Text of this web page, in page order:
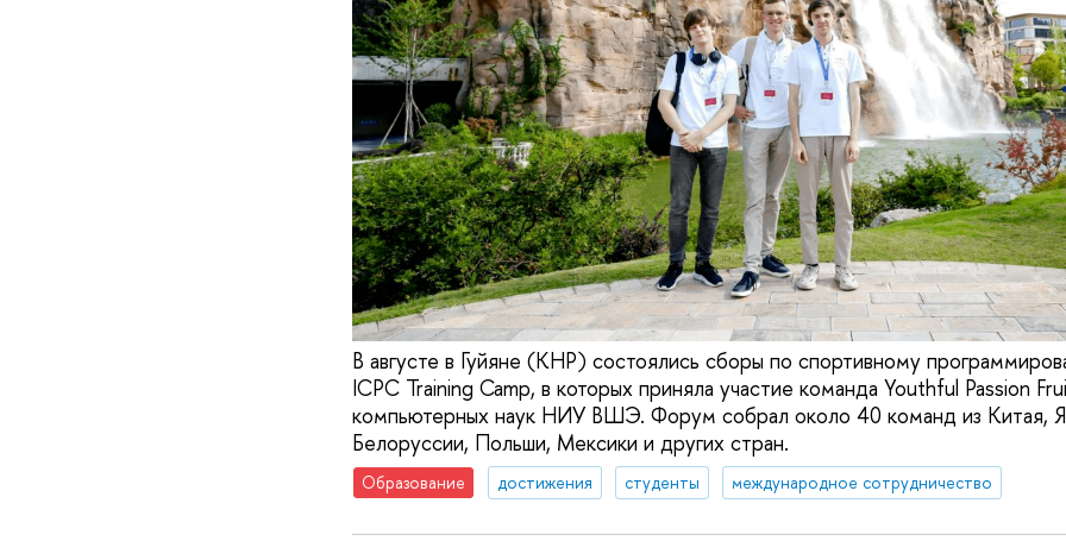
В августе в Гуйяне (КНР) состоялись сборы по спортивному
ICPC Training Camp, в которых приняла участие команда Youthful Passion
компьютерных наук НИУ ВШЭ. Форум собрал около 40 команд из Китая,
Белоруссии, Польши, Мексики и других стран.
Образование достижения студенты международное сотрудничество